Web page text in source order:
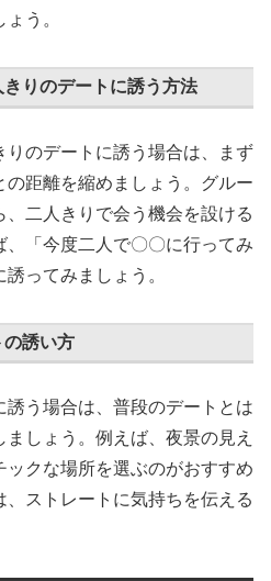
う。
りのデートに誘う方法
りのデートに誘う場合は、まず
距離を縮めましょう。グルー
二人きりで会う機会を設ける
「今度二人で〇〇に行ってみ
ってみましょう。
の誘い方
う場合は、普段のデートとは
しょう。例えば、夜景の見え
ックな場所を選ぶのがおすすめ
ストレートに気持ちを伝える